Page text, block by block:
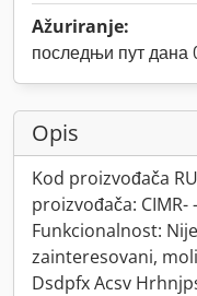
Ažuriranje:
последњи пут дана
Opis
Kod proizvođača
proizvođača: CIMR-
Funkcionalnost:
zainteresovani,
Dsdpfx Acsv